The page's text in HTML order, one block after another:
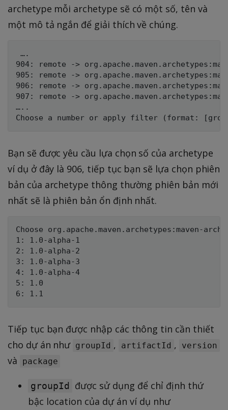
archetype mỗi archetype sẽ có một số, tên và
một mô tả ngắn để giải thích về chúng.
….
904: remote ->
905: remote ->
906: remote ->
907: remote ->
…..
Bạn sẽ được yêu cầu lựa chọn số của archetype
ví dụ ở đây là 906, tiếp tục bạn sẽ lựa chọn phiên
bản của archetype thông thường phiên bản mới
nhất sẽ là phiên bản ổn định nhất.
Choose org.apache.maven.archetypes:maven-
1: 1.0-alpha-1
2: 1.0-alpha-2
3: 1.0-alpha-3
4: 1.0-alpha-4
5: 1.0
Tiếp tục bạn được nhập các thông tin cần thiết
cho dự án như groupId , artifactId , version
và package
groupId
được sử dụng để chỉ định thứ
bậc location của dự án ví dụ như